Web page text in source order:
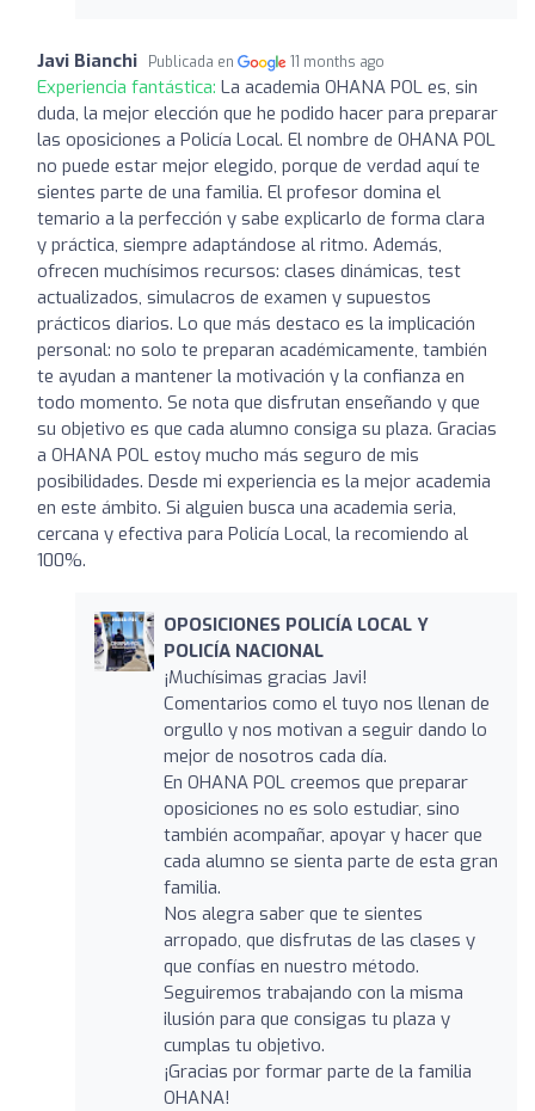
Javi Bianchi Publicada en 11 months ago
Experiencia fantástica: La academia OHANA POL es, sin
duda, la mejor elección que he podido hacer para preparar
las oposiciones a Policía Local. El nombre de OHANA POL
no puede estar mejor elegido, porque de verdad aquí te
sientes parte de una familia. El profesor domina el
temario a la perfección y sabe explicarlo de forma clara
y práctica, siempre adaptándose al ritmo. Además,
ofrecen muchísimos recursos: clases dinámicas, test
actualizados, simulacros de examen y supuestos
prácticos diarios. Lo que más destaco es la implicación
personal: no solo te preparan académicamente, también
te ayudan a mantener la motivación y la confianza en
todo momento. Se nota que disfrutan enseñando y que
su objetivo es que cada alumno consiga su plaza. Gracias
a OHANA POL estoy mucho más seguro de mis
posibilidades. Desde mi experiencia es la mejor academia
en este ámbito. Si alguien busca una academia seria,
cercana y efectiva para Policía Local, la recomiendo al
100%.
OPOSICIONES POLICÍA LOCAL Y
POLICÍA NACIONAL
¡Muchísimas gracias Javi!
Comentarios como el tuyo nos llenan de
orgullo y nos motivan a seguir dando lo
mejor de nosotros cada día.
En OHANA POL creemos que preparar
oposiciones no es solo estudiar, sino
también acompañar, apoyar y hacer que
cada alumno se sienta parte de esta gran
familia.
Nos alegra saber que te sientes
arropado, que disfrutas de las clases y
que confías en nuestro método.
Seguiremos trabajando con la misma
ilusión para que consigas tu plaza y
cumplas tu objetivo.
¡Gracias por formar parte de la familia
OHANA!